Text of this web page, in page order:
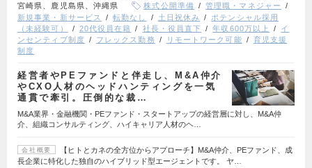
宮崎県、鹿児島県、沖縄県
株式公開準備
管理職・マネジャー
新規事業・新サービス
転勤なし 土日祝休み
ポテンシャル採用
（未経験可）
20代役員在籍 社長・役員直下 年収600万以上
イ
ンセンティブ制度
フレックス勤務 リモートワーク可能
育児支援
制度
経営者やPEファンドと伴走し、M&A仲介
やCXO人材のヘッドハンティングを一気
通貫で牽引。圧倒的な裁…
M&A業界・金融機関・PEファンド・スタートアップの経営層に対し、M&A仲
介、組織コンサルティング、ハイキャリア人材のヘ…
会社概要
【ヒトとカネの全方位からアプローチ】M&A仲介、PEファンド、成
長企業に特化した独自のハイブリッド型エージェントです。 ヤ…